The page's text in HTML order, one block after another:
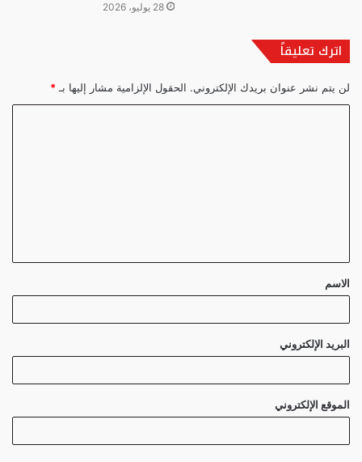
28 يوليو، 2026
اترك تعليقاً
لن يتم نشر عنوان بريدك الإلكتروني. الحقول الإلزامية مشار إليها بـ *
ق
*
الاسم
البريد الإلكتروني
الموقع الإلكتروني